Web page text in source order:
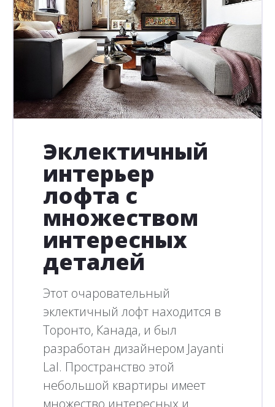
Эклектичный
интерьер
лофта с
множеством
интересных
деталей
Этот очаровательный
эклектичный лофт находится в
Торонто, Канада, и был
разработан дизайнером Jayanti
Lal. Пространство этой
небольшой квартиры имеет